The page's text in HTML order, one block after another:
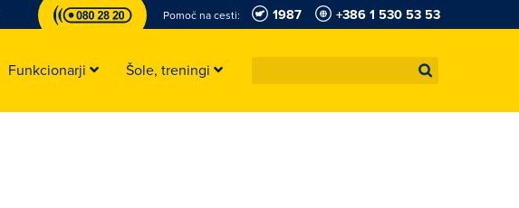
Pomoč na cesti: 1987 +386 1 530 53 53
Funkcionarji Šole, treningi